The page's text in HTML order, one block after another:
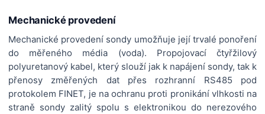
Mechanické provedení
Mechanické provedení sondy umožňuje její trvalé ponoření
do měřeného média (voda). Propojovací čtyřžilový
polyuretanový kabel, který slouží jak k napájení sondy, tak k
přenosy změřených dat přes rozhranní RS485 pod
protokolem FINET, je na ochranu proti pronikání vlhkosti na
straně sondy zalitý spolu s elektronikou do nerezového